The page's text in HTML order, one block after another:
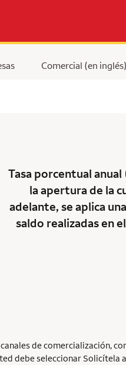
Comercial (en inglés)
Tasa porcentual
la apertura de la
adelante, se aplica
saldo realizadas en
de comercialización,
debe seleccionar Solicítela